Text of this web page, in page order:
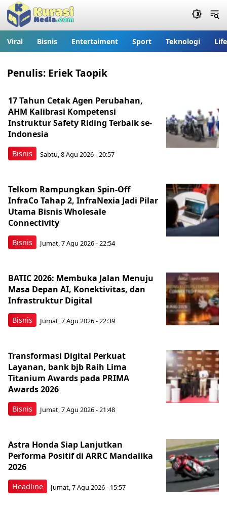
Viral Bisnis Entertaiment Sport Teknologi
Penulis: Eriek Taopik
Bisnis
17 Tahun Cetak Agen Perubahan,
AHM Kalibrasi Kompetensi
Instruktur Safety Riding Terbaik se-
Indonesia
Sabtu, 8 Agu 2026 - 20:57
Bisnis
Telkom Rampungkan Spin-Off
InfraCo Tahap 2, InfraNexia Jadi Pilar
Utama Bisnis Wholesale
Connectivity
Jumat, 7 Agu 2026 - 22:54
Bisnis
BATIC 2026: Membuka Jalan Menuju
Masa Depan AI, Konektivitas, dan
Infrastruktur Digital
Jumat, 7 Agu 2026 - 22:39
Bisnis
Transformasi Digital Perkuat
Layanan, bank bjb Raih Lima
Titanium Awards pada PRIMA
Awards 2026
Jumat, 7 Agu 2026 - 21:48
Headline
Astra Honda Siap Lanjutkan
Performa Positif di ARRC Mandalika
2026
Jumat, 7 Agu 2026 - 15:57